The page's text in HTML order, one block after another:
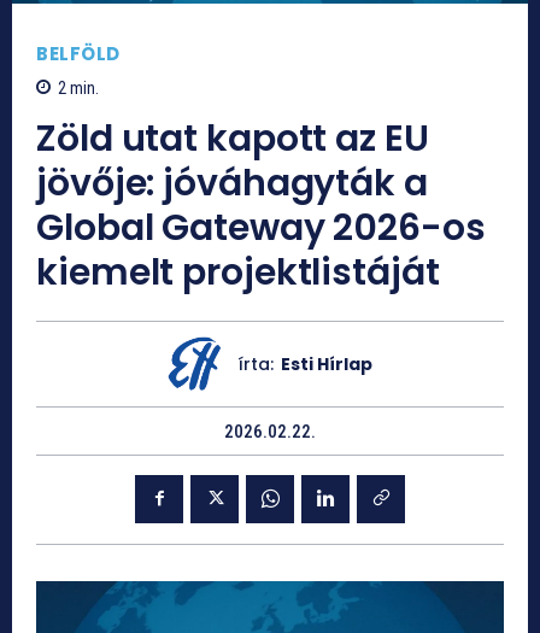
BELFÖLD
2min.
Zöld utat kapott az EU
jövője: jóváhagyták a
Global Gateway 2026-os
kiemelt projektlistáját
írta: Esti Hírlap
2026.02.22.